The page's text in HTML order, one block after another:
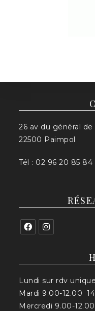
26 av du général de
22500 Paimpol
Tél : 02 96 20 85 84
Lundi sur rdv
Mardi 9.00-12.00
Mercredi 9.00-